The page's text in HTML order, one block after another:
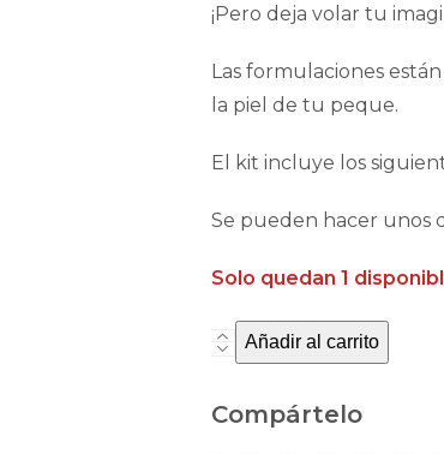
¡Pero deja volar tu
Las formulaciones
la piel de tu peque.
El kit incluye los
Se pueden hacer unos
Solo quedan 1
Kit
maquillaje
Añadir al carrito
Compártelo